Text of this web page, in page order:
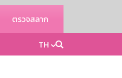
ตรวจสลาก
TH